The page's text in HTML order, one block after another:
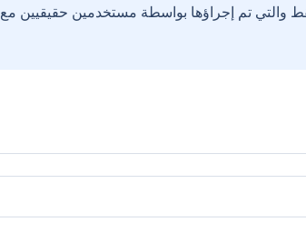
والتي تم إجراؤها بواسطة مستخدمين حقيقيين مع